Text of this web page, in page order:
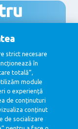
strict necesare
în
totală”,
module
o experiență
de conținuturi
conținut
de socializare